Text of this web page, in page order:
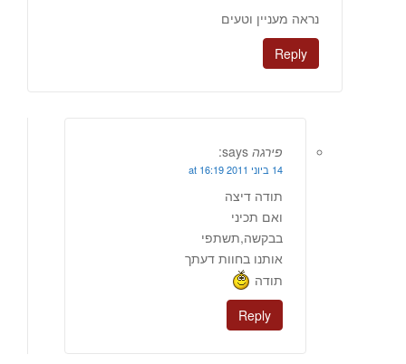
נראה מעניין וטעים
Reply
פירגה says:
14 ביוני 2011 at 16:19
תודה דיצה
ואם תכיני
בבקשה,תשתפי
אותנו בחוות דעתך
תודה
Reply